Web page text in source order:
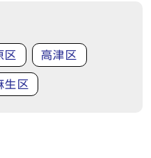
区 高津区
生区